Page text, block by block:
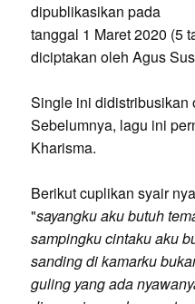
dipublikasikan pada
tanggal 1 Maret 2020 (5
diciptakan oleh Agus
Single ini didistribusikan
Sebelumnya, lagu ini
Kharisma.
Berikut cuplikan syair
"sayangku aku butuh
sampingku cintaku aku
sanding di kamarku
guling yang ada